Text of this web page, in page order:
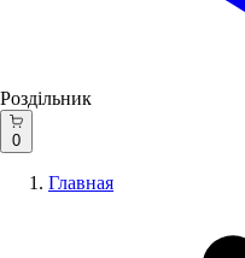
Роздільник
0
Главная